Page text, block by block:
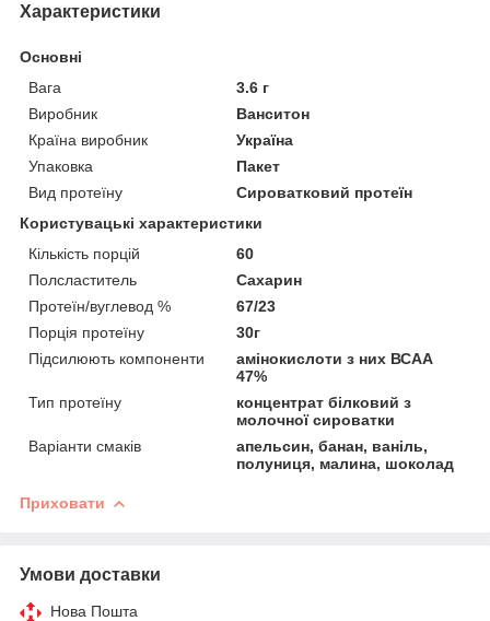
Характеристики
Основні
Вага
3.6 г
Виробник
Ванситон
Країна виробник
Україна
Упаковка
Пакет
Вид протеїну
Сироватковий протеїн
Користувацькi характеристики
Кількість порцій
60
Полсластитель
Сахарин
Протеїн/вуглевод %
67/23
Порція протеїну
30г
Підсилюють компоненти
амінокислоти з них ВСАА
47%
Тип протеїну
концентрат білковий з
молочної сироватки
Варіанти смаків
апельсин, банан, ваніль,
полуниця, малина, шоколад
Приховати
Умови доставки
Нова Пошта